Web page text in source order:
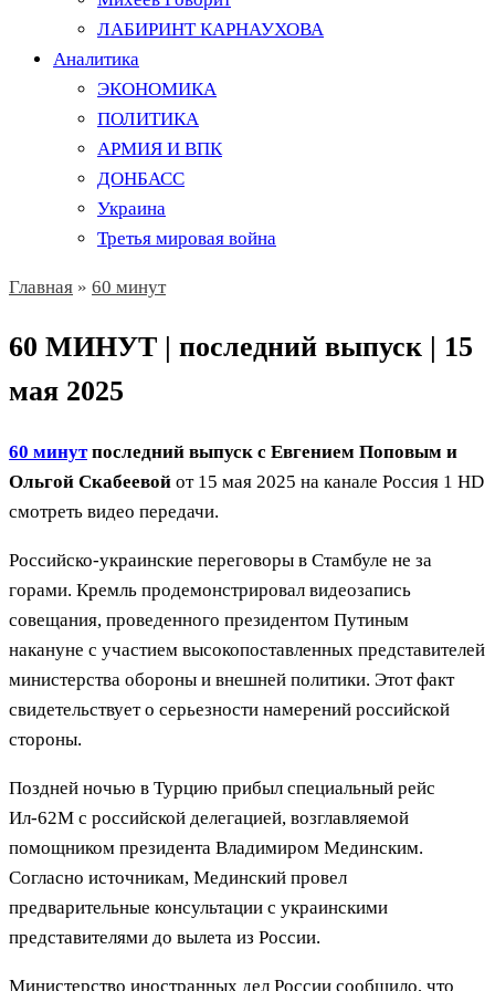
ЛАБИРИНТ КАРНАУХОВА
Аналитика
ЭКОНОМИКА
ПОЛИТИКА
АРМИЯ И ВПК
ДОНБАСС
Украина
Третья мировая война
Главная » 60 минут
60 МИНУТ | последний выпуск | 15
мая 2025
60 минутпоследний выпуск с Евгением Поповым и
Ольгой Скабеевой от 15 мая 2025 на канале Россия 1 HD
смотреть видео передачи.
Российско-украинские переговоры в Стамбуле не за
горами. Кремль продемонстрировал видеозапись
совещания, проведенного президентом Путиным
накануне с участием высокопоставленных представителей
министерства обороны и внешней политики. Этот факт
свидетельствует о серьезности намерений российской
стороны.
Поздней ночью в Турцию прибыл специальный рейс
Ил-62М с российской делегацией, возглавляемой
помощником президента Владимиром Мединским.
Согласно источникам, Мединский провел
предварительные консультации с украинскими
представителями до вылета из России.
Министерство иностранных дел России сообщило, что